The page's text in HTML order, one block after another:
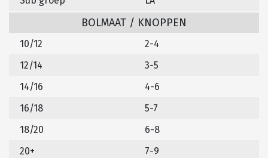
BOLMAAT / KNOPPEN
10/12
2-4
12/14
3-5
14/16
4-6
16/18
5-7
18/20
6-8
20+
7-9